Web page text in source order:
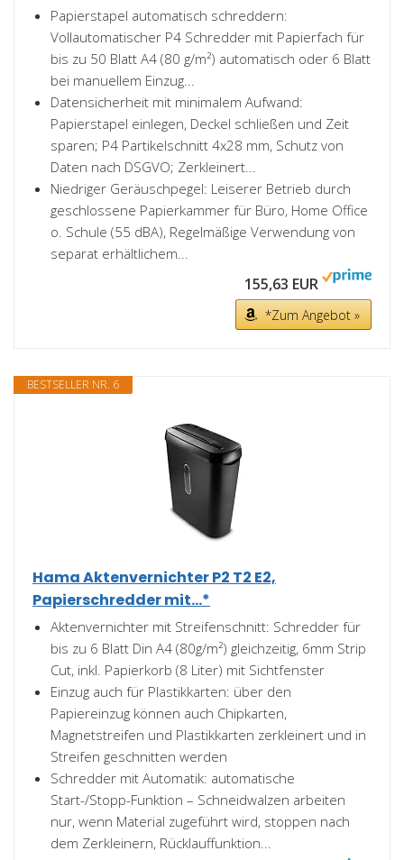
Papierstapel automatisch schreddern:
Vollautomatischer P4 Schredder mit Papierfach für
bis zu 50 Blatt A4 (80 g/m²) automatisch oder 6 Blatt
bei manuellem Einzug...
Datensicherheit mit minimalem Aufwand:
Papierstapel einlegen, Deckel schließen und Zeit
sparen; P4 Partikelschnitt 4x28 mm, Schutz von
Daten nach DSGVO; Zerkleinert...
Niedriger Geräuschpegel: Leiserer Betrieb durch
geschlossene Papierkammer für Büro, Home Office
o. Schule (55 dBA), Regelmäßige Verwendung von
separat erhältlichem...
155,63 EUR
*Zum Angebot »
BESTSELLER NR. 6
Hama Aktenvernichter P2 T2 E2,
Papierschredder mit...*
Aktenvernichter mit Streifenschnitt: Schredder für
bis zu 6 Blatt Din A4 (80g/m²) gleichzeitig, 6mm Strip
Cut, inkl. Papierkorb (8 Liter) mit Sichtfenster
Einzug auch für Plastikkarten: über den
Papiereinzug können auch Chipkarten,
Magnetstreifen und Plastikkarten zerkleinert und in
Streifen geschnitten werden
Schredder mit Automatik: automatische
Start-/Stopp-Funktion – Schneidwalzen arbeiten
nur, wenn Material zugeführt wird, stoppen nach
dem Zerkleinern, Rücklauffunktion...